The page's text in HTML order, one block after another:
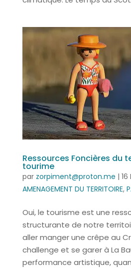
Ressources Foncières du
tourime
par zorpiment@proton.me |
AMENAGEMENT DU TERRITOIRE,
Oui, le tourisme est une
structurante de notre
aller manger une crêpe au
challenge et se garer à La
performance artistique,